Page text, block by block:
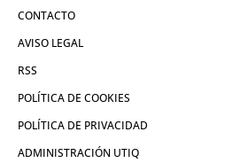
CONTACTO
AVISO LEGAL
RSS
POLÍTICA DE COOKIES
POLÍTICA DE PRIVACIDAD
ADMINISTRACIÓN UTIQ